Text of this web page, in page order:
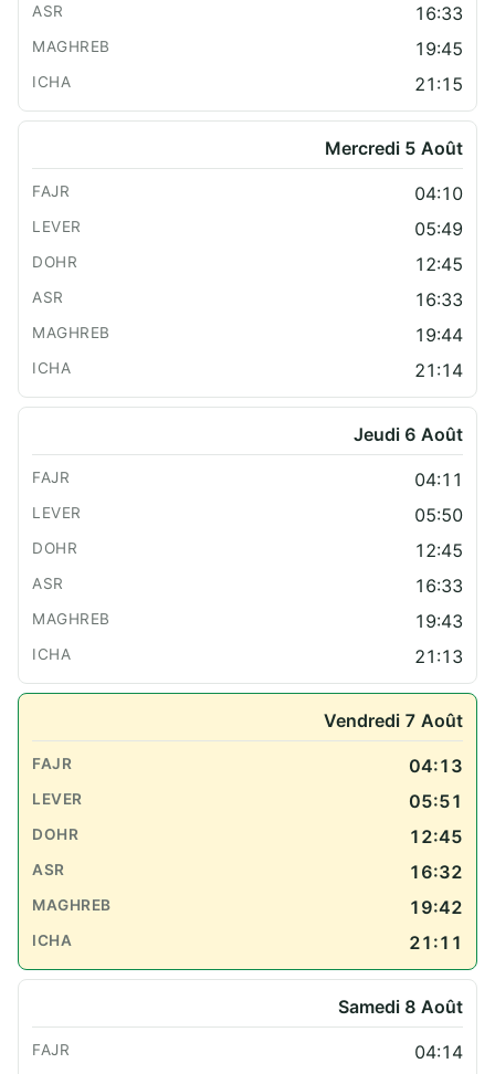
16:33
19:45
21:15
Mercredi 5 Août
04:10
05:49
12:45
16:33
19:44
21:14
Jeudi 6 Août
04:11
05:50
12:45
16:33
19:43
21:13
Vendredi 7 Août
04:13
05:51
12:45
16:32
19:42
21:11
Samedi 8 Août
04:14